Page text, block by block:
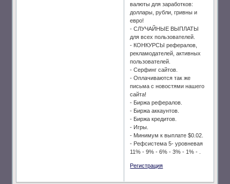
валюты для заработков:
доллары, рубли, гривны и
евро!
- СЛУЧАЙНЫЕ ВЫПЛАТЫ
для всех пользователей.
- КОНКУРСЫ рефералов,
рекламодателей, активных
пользователей.
- Серфинг сайтов.
- Оплачиваются так же
письма с новостями нашего
сайта!
- Биржа рефералов.
- Биржа аккаунтов.
- Биржа кредитов.
- Игры.
- Минимум к выплате $0.02.
- Рефсистема 5- уровневая
11% - 9% - 6% - 3% - 1% - .
Регистрация